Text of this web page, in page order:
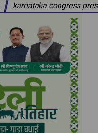
karnataka congress